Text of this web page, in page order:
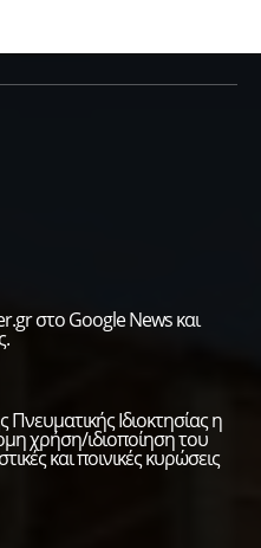
στο Google News και
Ιδιοκτησίας η
χρήση/ιδιοποίηση του
και ποινικές κυρώσεις